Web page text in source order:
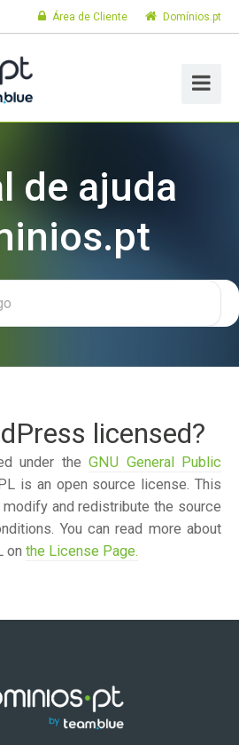
Domínios.pt
Área de Cliente
de ajuda
licensed?
under theGNU General Public
is an open source license. This
and redistribute the source
You can read more about
on the License Page.